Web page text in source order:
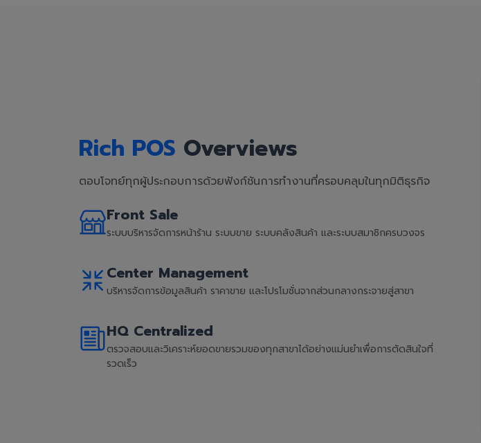
Rich POS Overviews
ตอบโจทย์ทุกผู้ประกอบการด้วยฟังก์ชันการทำงานที่ครอบคลุมในทุกมิติธุรกิจ
Front Sale
ระบบบริหารจัดการหน้าร้าน ระบบขาย ระบบคลังสินค้า และระบบสมาชิกครบวงจร
Center Management
บริหารจัดการข้อมูลสินค้า ราคาขาย และโปรโมชั่นจากส่วนกลางกระจายสู่สาขา
HQ Centralized
ตรวจสอบและวิเคราะห์ยอดขายรวมของทุกสาขาได้อย่างแม่นยำเพื่อการตัดสินใจที่
รวดเร็ว